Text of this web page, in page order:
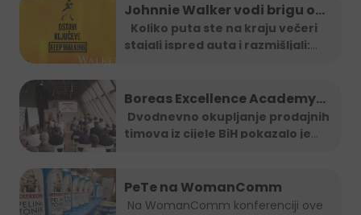
Johnnie Walker vodi brigu o
tebi: Jeftiniji povratak kući
taxi vozilima širom BiH
Koliko puta ste na kraju večeri
stajali ispred auta i razmišljali:
Boreas Excellence Academy
2025
Dvodnevno okupljanje prodajnih
timova iz cijele BiH pokazalo je...
PeTe na WomanComm